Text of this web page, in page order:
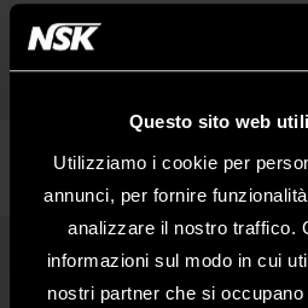
Questo sito web
Utilizziamo i cookie per
annunci, per fornire
analizzare il nostro traffico.
informazioni sul modo in cui
nostri partner che si
Midwest 4 vie / Borden 2 vie
FX205m M4 set